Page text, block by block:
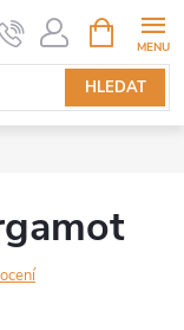
HLEDAT
NÁKUPNÍ
KOŠÍK